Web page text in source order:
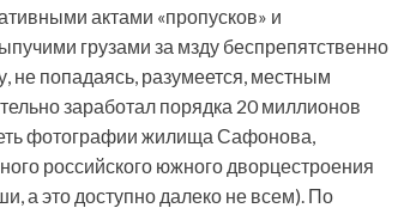
актами «пропусков» и
грузами за мзду беспрепятственно
не попадаясь, разумеется, местным
заработал порядка 20 миллионов
фотографии жилища Сафонова,
российского южного дворцестроения
а это доступно далеко не всем). По